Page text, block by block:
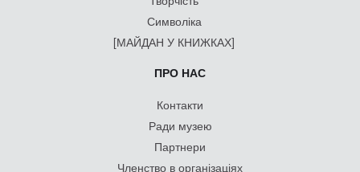
Символіка
[МАЙДАН У КНИЖКАХ]
ПРО НАС
Контакти
Ради музею
Партнери
Членство в організаціях